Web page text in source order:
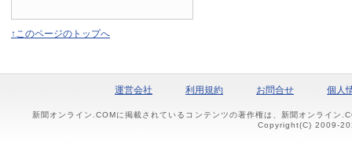
↑このページのトップへ
運営会社 利用規約 お問合せ 個人
新聞オンライン.COMに掲載されているコンテンツの著作権は、新聞オンライン
Copyright(C) 2009-